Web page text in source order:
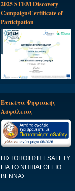
2025 STEM Discovery
Campaign/Certificate of
Participation
Ετικέτα Ψηφιακής
Ασφάλειας
ΠΙΣΤΟΠΟΙΗΣΗ ESAFETY
ΓΙΑ ΤΟ ΝΗΠΙΑΓΩΓΕΙΟ
ΒΕΝΝΑΣ